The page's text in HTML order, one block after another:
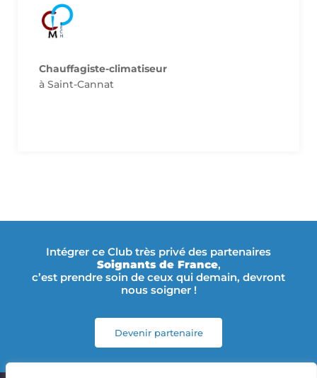
Chauffagiste-climatiseur
à Saint-Cannat
Une remise de 10% sur devis personnalisé
Site de notre partenaire
Intégrer ce Club très privé des partenaires
Soignants de France,
c’est prendre soin de ceux qui demain, devront
nous soigner !
Devenir partenaire